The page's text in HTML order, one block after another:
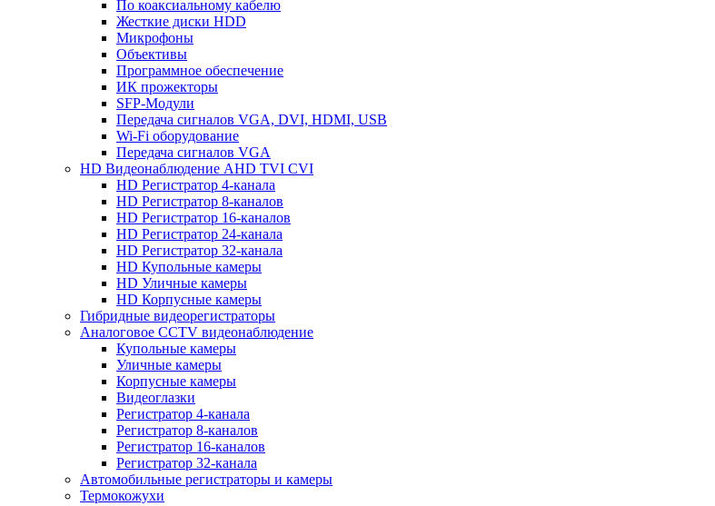
По коаксиальному кабелю
Жесткие диски HDD
Микрофоны
Объективы
Программное обеспечение
ИК прожекторы
SFP-Модули
Передача сигналов VGA, DVI, HDMI, USB
Wi-Fi оборудование
Передача сигналов VGA
HD Видеонаблюдение AHD TVI CVI
HD Регистратор 4-канала
HD Регистратор 8-каналов
HD Регистратор 16-каналов
HD Регистратор 24-канала
HD Регистратор 32-канала
HD Купольные камеры
HD Уличные камеры
HD Корпусные камеры
Гибридные видеорегистраторы
Аналоговое CCTV видеонаблюдение
Купольные камеры
Уличные камеры
Корпусные камеры
Видеоглазки
Регистратор 4-канала
Регистратор 8-каналов
Регистратор 16-каналов
Регистратор 32-канала
Автомобильные регистраторы и камеры
Термокожухи